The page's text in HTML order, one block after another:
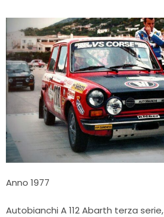
Anno 1977
Autobianchi A 112 Abarth terza serie,